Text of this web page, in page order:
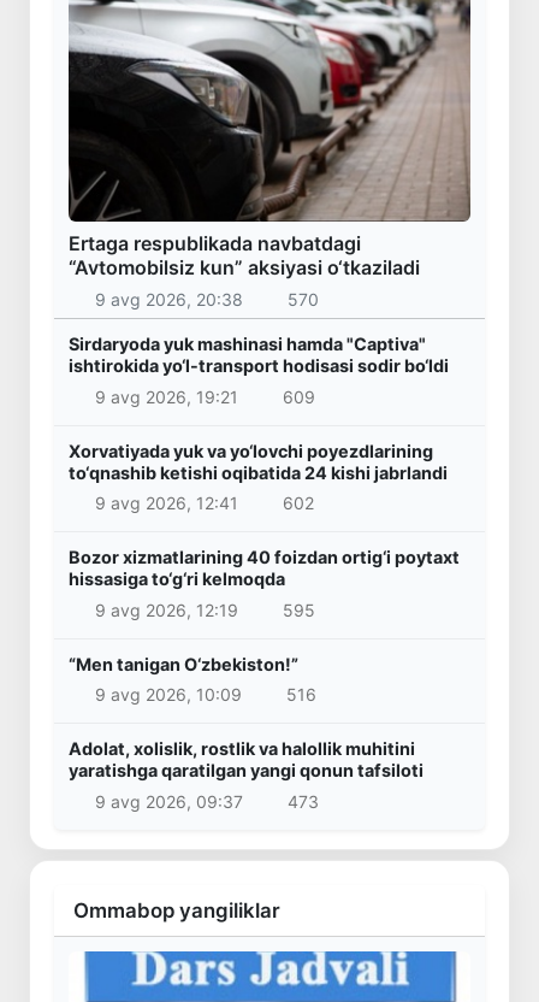
Ertaga respublikada navbatdagi
“Avtomobilsiz kun” aksiyasi o‘tkaziladi
9 avg 2026, 20:38 570
Sirdaryoda yuk mashinasi hamda "Captiva"
ishtirokida yo‘l-transport hodisasi sodir bo‘ldi
9 avg 2026, 19:21
609
Xorvatiyada yuk va yo‘lovchi poyezdlarining
to‘qnashib ketishi oqibatida 24 kishi jabrlandi
9 avg 2026, 12:41
602
Bozor xizmatlarining 40 foizdan ortig‘i poytaxt
hissasiga to‘g‘ri kelmoqda
9 avg 2026, 12:19
595
“Men tanigan O‘zbekiston!”
9 avg 2026, 10:09
516
Adolat, xolislik, rostlik va halollik muhitini
yaratishga qaratilgan yangi qonun tafsiloti
9 avg 2026, 09:37
473
Ommabop yangiliklar